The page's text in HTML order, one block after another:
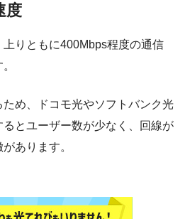
度
上りともに400Mbps程度の通信
め、ドコモ光やソフトバンク光
とユーザー数が少なく、
回線が
あります。